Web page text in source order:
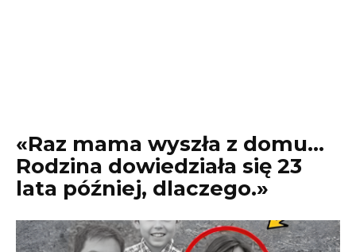
«Raz mama wyszła z domu…
Rodzina dowiedziała się 23
lata później, dlaczego.»